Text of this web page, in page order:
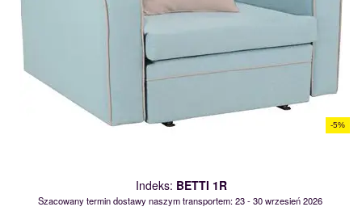
Indeks: BETTI 1R
-5%
Szacowany termin dostawy naszym transportem: 23 - 30 wrzesień 2026